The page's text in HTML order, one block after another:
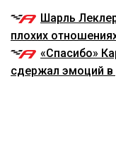
Шарль
плохих
«Спасибо»
сдержал эмоций